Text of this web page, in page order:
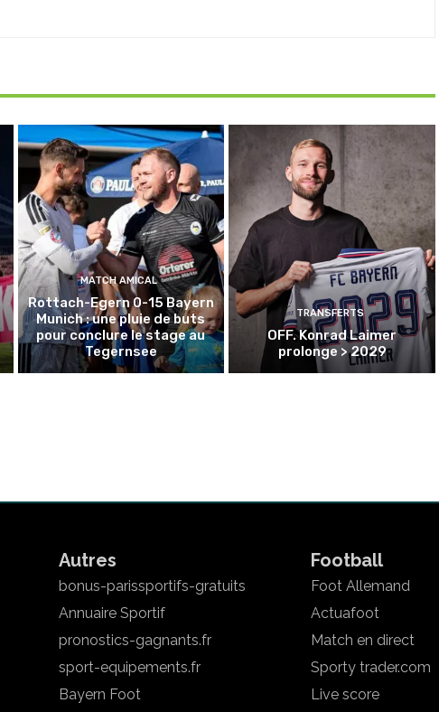
MATCH AMICAL
Rottach-Egern 0-15 Bayern
Munich : une pluie de buts
pour conclure le stage au
Tegernsee
TRANSFERTS
OFF. Konrad Laimer
prolonge > 2029
Autres
bonus-parissportifs-gratuits
Annuaire Sportif
pronostics-gagnants.fr
sport-equipements.fr
Bayern Foot
Football
Foot Allemand
Actuafoot
Match en direct
Sporty trader.com
Live score